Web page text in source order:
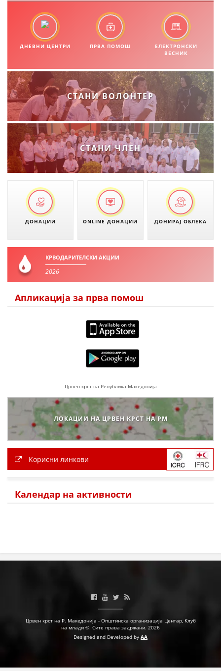
ИСТРАЖУВАЊЕ НА ЈАВНО МИСЛЕЊЕ
МЕЃУНАРОДНА СОРАБОТКА
ДОГОВОРИ
ФОРМУЛАРИ ЗА БАРАЊА
ЗДРАВСТВЕНО ПРЕВЕНТИВНА ДЕЈНОСТ
ПРВА ПОМОШ
КРВОДАРИТЕЛСТВО
ИНФОРМАЦИИ ЗА БОЛЕСТИ
МЕНАЏМЕНТ НА ВОЛОНТЕРИ
ЗА НАС
ЕДУКАТИВНО ИНФОРМАТИВНИ МАТЕРИЈАЛИ
БРОШУРИ
ПОСТЕРИ
ПРЕЗЕНТАЦИИ
ДНЕВНИ ЦЕНТРИ ПРВА ПОМОШ
ЕЛЕКТРОНСКИ
ВЕСНИК
СТАНИ ВОЛОНТЕР
СТАНИ ЧЛЕН
ДОНАЦИИ ONLINE ДОНАЦИИ ДОНИРАЈ ОБЛЕКА
КРВОДАРИТЕЛСКИ АКЦИИ
2026
Апликација за прва помош
Црвен крст на Република Македонија
ЛОКАЦИИ НА ЦРВЕН КРСТ НА РМ
Корисни линкови
Календар на активности
Црвен крст на Р. Македонија - Општинска организација Центар, Клуб
на млади ©. Сите права задржани. 2026
Designed and Developed by AA